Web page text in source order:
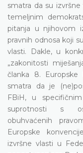
smatra da su
temeljnim
pitanja u njihovom
pravnih odnosa koji
vlasti. Dakle, u
„zakonitosti
članka 8. Europske
smatra da je
FBiH, u
suprotnosti s
obuhvaćenih
Europske
izvršne vlasti u